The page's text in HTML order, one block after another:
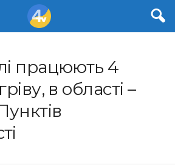
працюють 4
в області –